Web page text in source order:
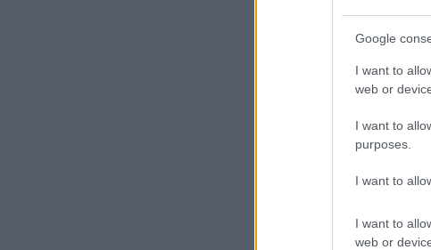
Google
I want to
web or
I want to
purposes.
I want to
I want to
web or
Χ
τα
από μόνη της. Κι